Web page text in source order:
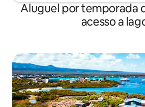
Aluguel por temporada
acesso a